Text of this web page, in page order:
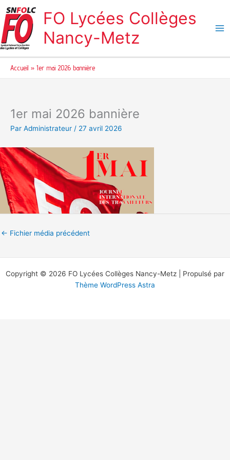
au
contenu
FO Lycées Collèges
Nancy-Metz
Accueil 1er mai 2026 bannière
1er mai 2026 bannière
Par Administrateur / 27 avril 2026
← Fichier média précédent
Copyright © 2026 FO Lycées Collèges Nancy-Metz | Propulsé par
Thème WordPress Astra